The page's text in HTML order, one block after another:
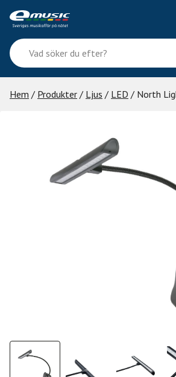
content
Vad
söker
du
efter?
Hem / Produkter / Ljus / LED / North